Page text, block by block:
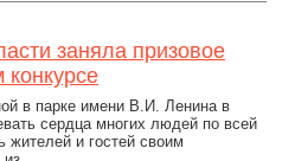
заняла призовое
конкурсе
в парке имени В.И. Ленина в
сердца многих людей по всей
жителей и гостей своим